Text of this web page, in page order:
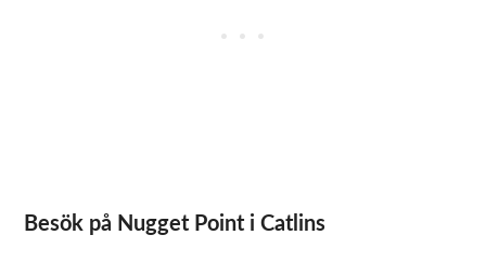
Besök på Nugget Point i Catlins